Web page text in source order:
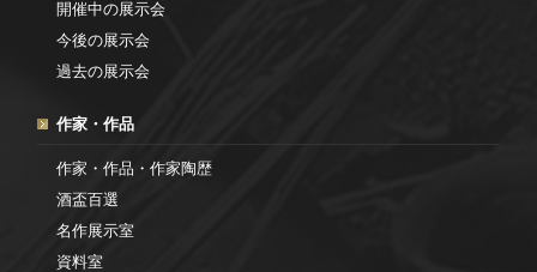
開催中の展示会
今後の展示会
過去の展示会
作家・作品
作家・作品・作家陶歴
酒盃百選
名作展示室
資料室